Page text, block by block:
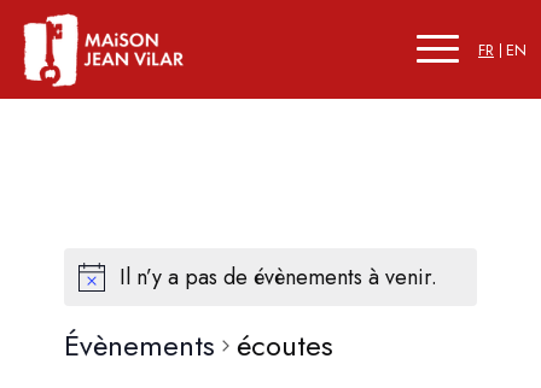
FR EN
Il n’y a pas de évènements à venir.
Évènements écoutes